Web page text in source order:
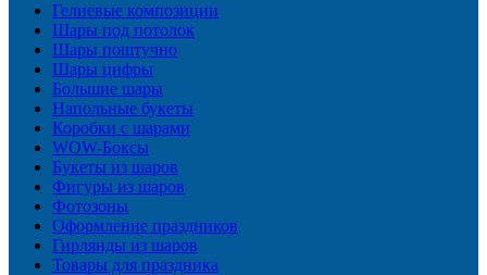
Гелиевые композиции
Шары под потолок
Шары поштучно
Шары цифры
Большие шары
Напольные букеты
Коробки с шарами
WOW-Боксы
Букеты из шаров
Фигуры из шаров
Фотозоны
Оформление праздников
Гирлянды из шаров
Товары для праздника